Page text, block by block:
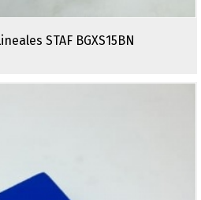
STAF BGXS15BN